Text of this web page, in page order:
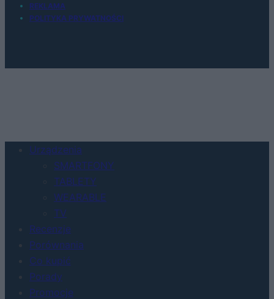
REKLAMA
POLITYKA PRYWATNOŚCI
Urządzenia
SMARTFONY
TABLETY
WEARABLE
TV
Recenzje
Porównania
Co kupić
Porady
Promocje